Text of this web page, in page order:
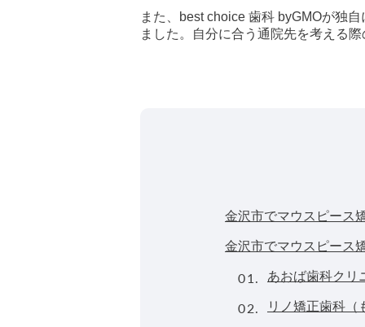
また、best choice 歯科 byGMOが独
ました。自分に合う通院先を考える
金沢市でマウスピース
金沢市でマウスピース
01. あおば歯科クリ
02. リノ矯正歯科（